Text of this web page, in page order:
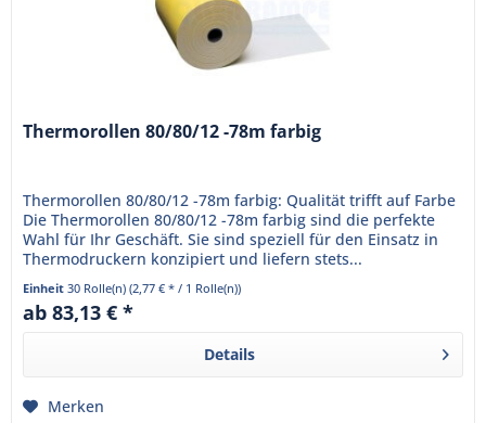
Thermorollen 80/80/12 -78m farbig
Thermorollen 80/80/12 -78m farbig: Qualität trifft auf Farbe
Die Thermorollen 80/80/12 -78m farbig sind die perfekte
Wahl für Ihr Geschäft. Sie sind speziell für den Einsatz in
Thermodruckern konzipiert und liefern stets...
Einheit30 Rolle(n)(2,77 € * / 1 Rolle(n))
ab 83,13 € *
Details
Merken